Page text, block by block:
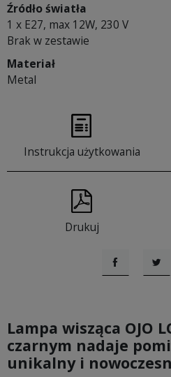
Źródło światła
1 x E27, max 12W, 230 V
Brak w zestawie
Materiał
Metal
Instrukcja użytkowania
Drukuj
Udostępnij
Lampa wisząca OJO
czarnym nadaje
unikalny i